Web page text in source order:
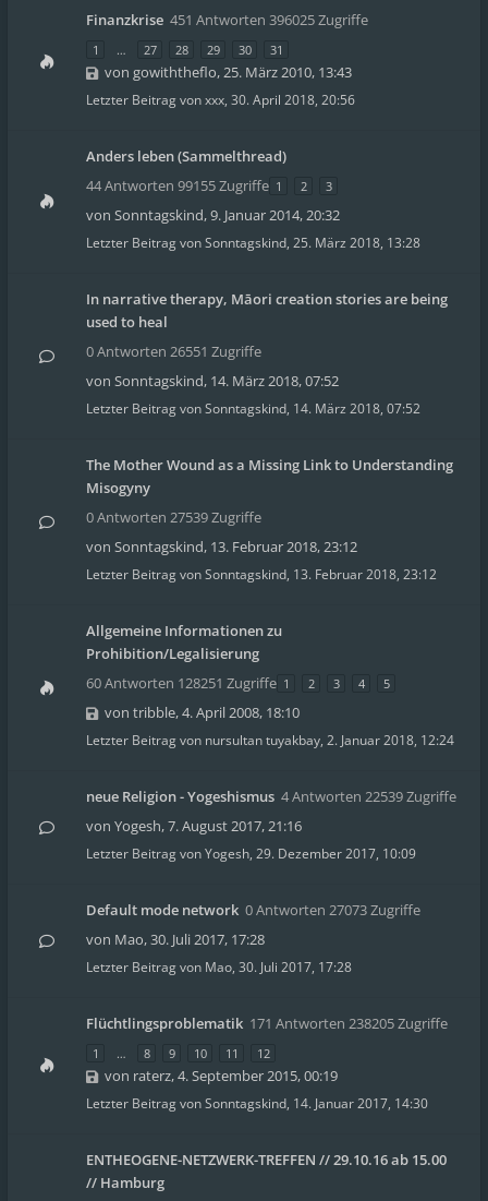
Finanzkrise 451 Antworten 396025 Zugriffe
1 … 27 28 29 30 31
von gowiththeflo,25. März 2010, 13:43
Letzter Beitrag vonxxx, 30. April 2018, 20:56
Anders leben (Sammelthread)
44 Antworten 99155 Zugriffe 1 2 3
von Sonntagskind,9. Januar 2014, 20:32
Letzter Beitrag vonSonntagskind, 25. März 2018, 13:28
In narrative therapy, Māori creation stories are being
used to heal
0 Antworten 26551 Zugriffe
von Sonntagskind, 14. März 2018, 07:52
Letzter Beitrag vonSonntagskind, 14. März 2018, 07:52
The Mother Wound as a Missing Link to Understanding
Misogyny
0 Antworten 27539 Zugriffe
von Sonntagskind, 13. Februar 2018, 23:12
Letzter Beitrag vonSonntagskind, 13. Februar 2018, 23:12
Allgemeine Informationen zu
Prohibition/Legalisierung
60 Antworten 128251 Zugriffe 1 2 3 4 5
von tribble,4. April 2008, 18:10
Letzter Beitrag von nursultan tuyakbay, 2. Januar 2018, 12:24
neue Religion - Yogeshismus 4 Antworten 22539 Zugriffe
von Yogesh,7. August 2017, 21:16
Letzter Beitrag vonYogesh, 29. Dezember 2017, 10:09
Default mode network 0 Antworten 27073 Zugriffe
von Mao,30. Juli 2017, 17:28
Letzter Beitrag von Mao, 30. Juli 2017, 17:28
Flüchtlingsproblematik 171 Antworten 238205 Zugriffe
1 … 8 9 10 11 12
von raterz,4. September 2015, 00:19
Letzter Beitrag vonSonntagskind, 14. Januar 2017, 14:30
ENTHEOGENE-NETZWERK-TREFFEN // 29.10.16 ab 15.00
// Hamburg